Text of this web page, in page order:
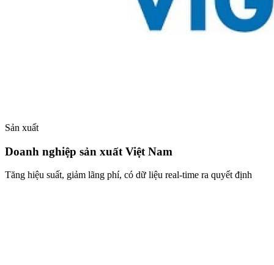
Sản xuất
Doanh nghiệp sản xuất Việt Nam
Tăng hiệu suất, giảm lãng phí, có dữ liệu real-time ra quyết định